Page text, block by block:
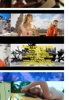
Cubanos |
| CUBA
García & Varios
Chupi¨ |
Joel Guilian |
Música Urbana
Cubanos |
| CUBA